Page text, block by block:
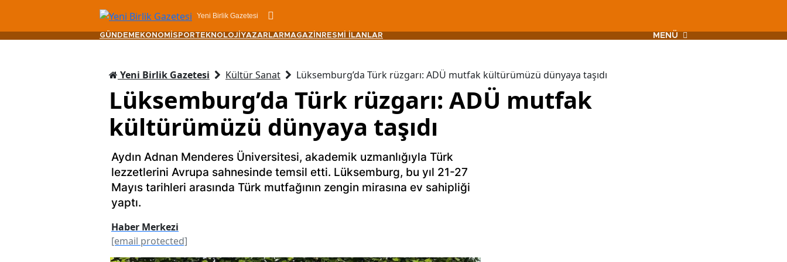
Yeni Birlik Gazetesi
GÜNDEM EKONOMİ SPORTEKNOLOJİ YAZARLAR MAGAZİN RESMİ İLANLAR MENÜ
Yeni Birlik Gazetesi Kültür Sanat Lüksemburg’da Türk rüzgarı: ADÜ mutfak kültürümüzü dünyaya taşıdı
Lüksemburg’da Türk rüzgarı: ADÜ mutfak
kültürümüzü dünyaya taşıdı
Aydın Adnan Menderes Üniversitesi, akademik uzmanlığıyla Türk
lezzetlerini Avrupa sahnesinde temsil etti. Lüksemburg, bu yıl 21-27
Mayıs tarihleri arasında Türk mutfağının zengin mirasına ev sahipliği
yaptı.
Haber Merkezi
[email protected]